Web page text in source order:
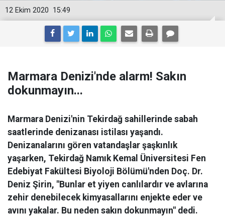
15:49
12 Ekim 2020
Marmara Denizi'nde alarm! Sakın
dokunmayın...
Marmara Denizi'nin Tekirdağ sahillerinde sabah
saatlerinde denizanası istilası yaşandı.
Denizanalarını gören vatandaşlar şaşkınlık
yaşarken, Tekirdağ Namık Kemal Üniversitesi Fen
Edebiyat Fakültesi Biyoloji Bölümü'nden Doç. Dr.
Deniz Şirin, "Bunlar et yiyen canlılardır ve avlarına
zehir denebilecek kimyasallarını enjekte eder ve
avını yakalar. Bu neden sakın dokunmayın" dedi.